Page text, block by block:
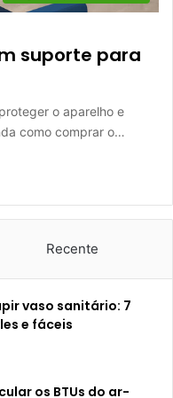
suporte para
o aparelho e
como comprar o…
Recente
vaso sanitário: 7
e fáceis
os BTUs do ar-